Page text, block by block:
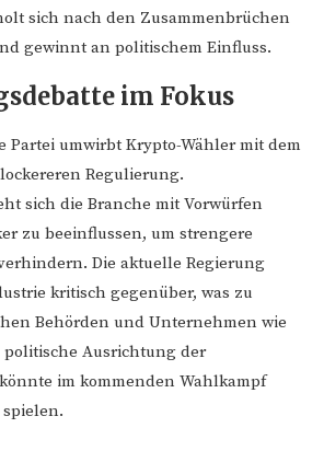
sich nach den Zusammenbrüchen
gewinnt an politischem Einfluss.
im Fokus
Partei umwirbt Krypto-Wähler mit dem
Regulierung.
sich die Branche mit Vorwürfen
zu beeinflussen, um strengere
Die aktuelle Regierung
kritisch gegenüber, was zu
Behörden und Unternehmen wie
politische Ausrichtung der
im kommenden Wahlkampf